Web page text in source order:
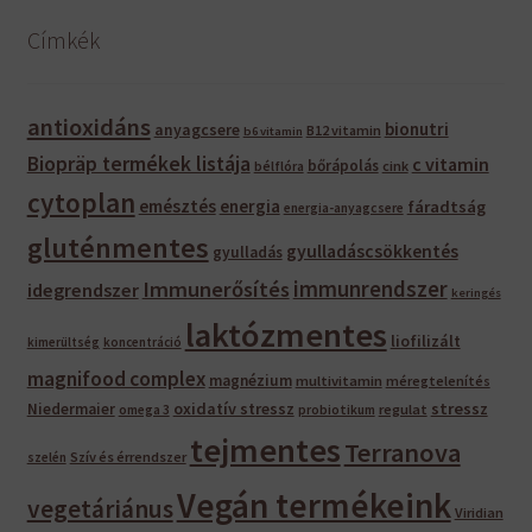
Címkék
antioxidáns anyagcsere b6 vitamin B12 vitamin bionutri
Biopräp termékek listája bélflóra bőrápolás cink c vitamin
cytoplan emésztés energia energia-anyagcsere fáradtság
gluténmentes gyulladás gyulladáscsökkentés
idegrendszer Immunerősítés immunrendszer keringés
kimerültség koncentráció laktózmentes liofilizált
magnifood complex magnézium multivitamin méregtelenítés
Niedermaier omega 3 oxidatív stressz probiotikum regulat stressz
szelén Szív és érrendszer tejmentesTerranova
vegetáriánusVegán termékeink Viridian